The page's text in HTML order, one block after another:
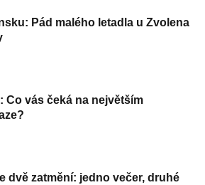
Pád malého letadla u Zvolena
Co vás čeká na největším
dvě zatmění: jedno večer, druhé